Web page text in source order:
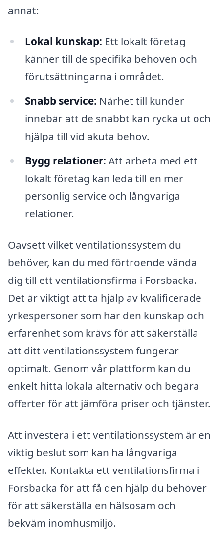
annat:
Lokal kunskap: Ett lokalt företag
känner till de specifika behoven och
förutsättningarna i området.
Snabb service: Närhet till kunder
innebär att de snabbt kan rycka ut och
hjälpa till vid akuta behov.
Bygg relationer: Att arbeta med ett
lokalt företag kan leda till en mer
personlig service och långvariga
relationer.
Oavsett vilket ventilationssystem du
behöver, kan du med förtroende vända
dig till ett ventilationsfirma i Forsbacka.
Det är viktigt att ta hjälp av kvalificerade
yrkespersoner som har den kunskap och
erfarenhet som krävs för att säkerställa
att ditt ventilationssystem fungerar
optimalt. Genom vår plattform kan du
enkelt hitta lokala alternativ och begära
offerter för att jämföra priser och tjänster.
Att investera i ett ventilationssystem är en
viktig beslut som kan ha långvariga
effekter. Kontakta ett ventilationsfirma i
Forsbacka för att få den hjälp du behöver
för att säkerställa en hälsosam och
bekväm inomhusmiljö.